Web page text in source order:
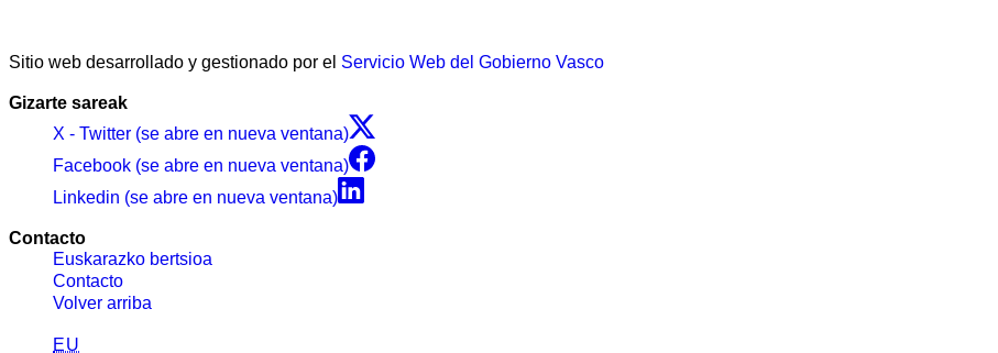
Sitio web desarrollado y gestionado por el Servicio Web del Gobierno Vasco
Gizarte sareak
X - Twitter (se abre en nueva ventana)
Facebook (se abre en nueva ventana)
Linkedin (se abre en nueva ventana)
Contacto
Euskarazko bertsioa
Contacto
Volver arriba
EU